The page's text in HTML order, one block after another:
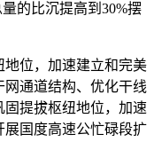
的比沉提高到30%摆
位，加速建立和完美
通道结构、优化干线
固提拔枢纽地位，加速
国度高速公忙碌段扩